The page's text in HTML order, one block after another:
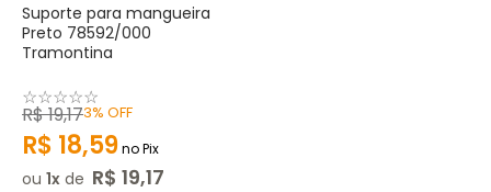
Suporte para mangueira
Preto 78592/000
Tramontina
☆☆☆☆☆
R$19,173% OFF
R$ 18,59no Pix
ou 1 de R$ 19,17